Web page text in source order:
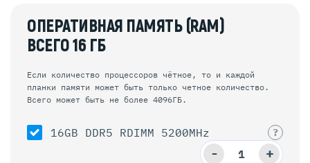
ОПЕРАТИВНАЯ ПАМЯТЬ (RAM)
ВСЕГО16 ГБ
Если количество процессоров чётное, то и каждой
планки памяти может быть только четное количество.
Всего может быть не более 4096ГБ.
16GB DDR5 RDIMM 5200MHz ?
+
-